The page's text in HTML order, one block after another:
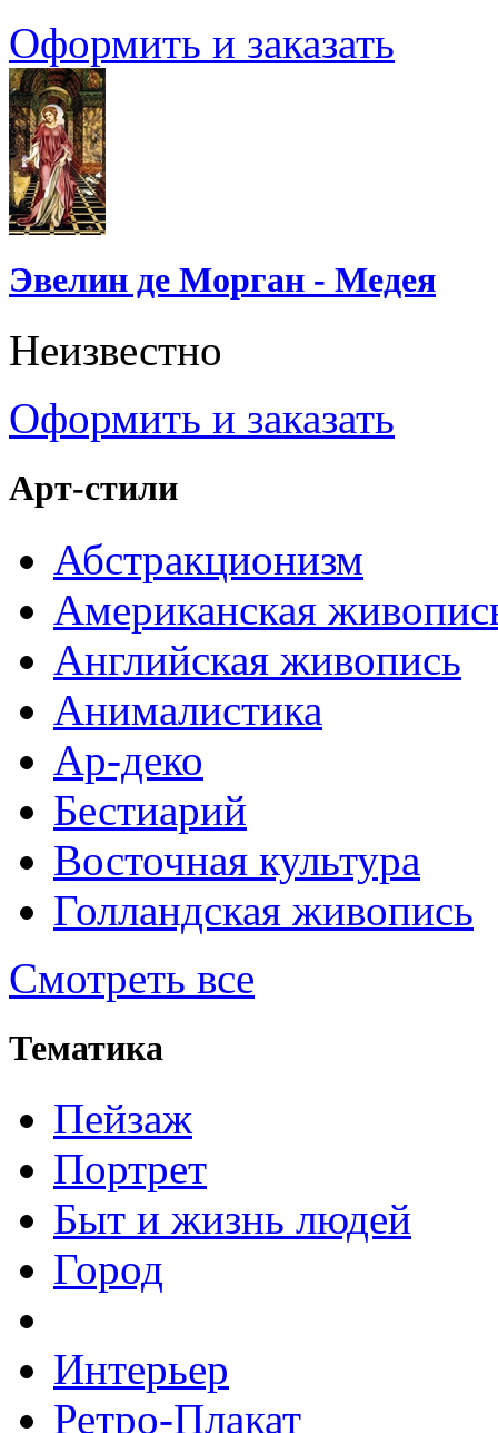
Оформить и заказать
Эвелин де Морган - Медея
Неизвестно
Оформить и заказать
Арт-стили
Абстракционизм
Американская
Английская живопись
Анималистика
Ар-деко
Бестиарий
Восточная культура
Голландская живопись
Смотреть все
Тематика
Пейзаж
Портрет
Быт и жизнь людей
Город
Интерьер
Ретро-Плакат